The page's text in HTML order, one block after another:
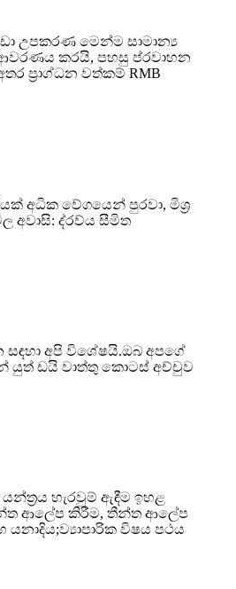
උපකරණ මෙන්ම සාමාන්‍ය
ආවරණය කරයි, පහසු ප්රවාහන
ප්‍රාග්ධන වත්කම් RMB
අධික වේගයෙන් පුරවා, මිශ්‍ර
අවාසි: ද්රව්ය සීමිත
අපි විශේෂයි.ඔබ අපගේ
යුත් ඩයි වාත්තු කොටස් අච්චුව
හැරවුම් ඇඳීම ඉහළ
ආලේප කිරීම, තීන්ත ආලේප
යනාදිය;ව්‍යාපාරික විෂය පථය